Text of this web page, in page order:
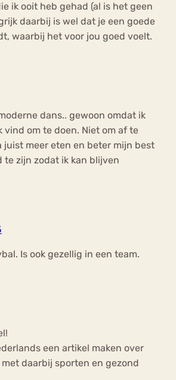
ik ooit heb gehad (al is het geen
daarbij is wel dat je een goede
waarbij het voor jou goed voelt.
dans.. gewoon omdat ik
vind om te doen. Niet om af te
juist meer eten en beter mijn best
te zijn zodat ik kan blijven
Is ook gezellig in een team.
een artikel maken over
daarbij sporten en gezond